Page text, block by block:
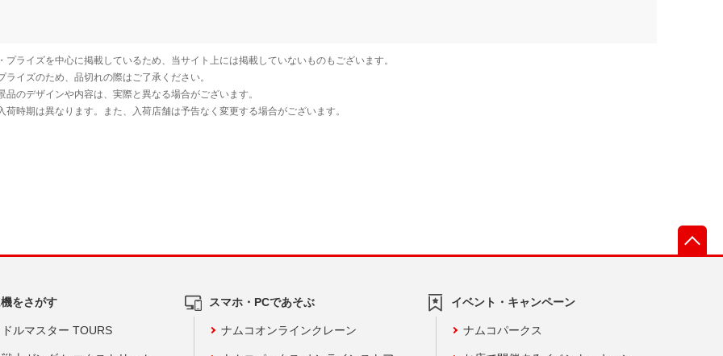
をさがす
ルマスター TOURS
スマホ・PCであそぶ
ナムコオンラインクレーン
イベント・キャンペーン
ナムコパークス